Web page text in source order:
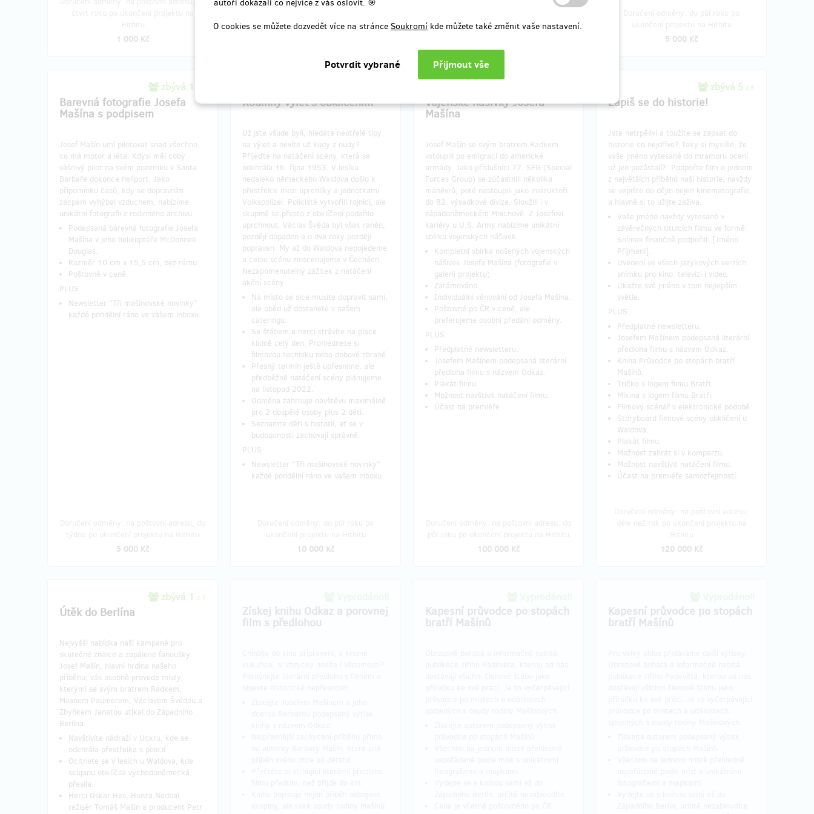
autoři dokázali co nejvíce z vás oslovit. 🎯
O cookies se můžete dozvedět více na stránce Soukromí kde můžete také změnit vaše nastavení.
1 000 Kč
Hithitu
Hithitu
5 000 Kč
zbývá 1
Barevná fotografie Josefa
Mašína s podpisem
Josef Mašín umí pilotovat snad všechno,
co má motor a létá. Kdysi měl coby
vášnivý pilot na svém pozemku v Santa
Barbaře dokonce heliport. Jako
připomínku časů, kdy se dopravním
zácpám vyhýbal vzduchem, nabízíme
unikátní fotografii z rodinného archivu.
Podepsaná barevná fotografie Josefa
Mašína v jeho helikoptéře McDonnell
Douglas.
Rozměr 10 cm x 15,5 cm, bez rámu.
Poštovné v ceně.
PLUS
Newsletter "Tři mašínovské novinky"
každé pondělní ráno ve vašem inboxu.
5 000 Kč
Rodinný výlet s obklíčením
Už jste všude byli, hledáte neotřelé tipy
na výlet a nevíte už kudy z nudy?
Přijeďte na natáčení scény, která se
odehrála 16. října 1953. V lesíku
nedaleko německého Waldova došlo k
přestřelce mezi uprchlíky a jednotkami
Volkspolizei. Policisté vytvořili rojnici, ale
skupině se přesto z obklíčení podařilo
uprchnout. Václav Švéda byl však raněn,
později dopaden a o dva roky později
popraven. My až do Waldova nepojedeme
a celou scénu zinscenujeme v Čechách.
Nezapomenutelný zážitek z natáčení
akční scény.
Na místo se sice musíte dopravit sami,
ale oběd už dostanete v našem
cateringu.
Se štábem a herci strávíte na place
klidně celý den. Prohlédnete si
filmovou techniku nebo dobové zbraně.
Přesný termín ještě upřesníme, ale
předběžně natáčení scény plánujeme
na listopad 2022.
Odměna zahrnuje návštěvu maximálně
pro 2 dospělé osoby plus 2 děti.
Seznamte děti s historií, ať se v
budoucnosti zachovají správně.
PLUS
Newsletter "Tři mašínovské novinky"
každé pondělní ráno ve vašem inboxu.
10 000 Kč
Vojenské nášivky Josefa
Mašína
Josef Mašín se svým bratrem Radkem
vstoupili po emigraci do americké
armády. Jako příslušníci 77. SFG (Special
Forces Group) se zúčastnili několika
manévrů, poté nastoupili jako instruktoři
do 82. výsadkové divize. Sloužili i v
západoněmeckém Mnichově. Z Josefovi
kariéry u U.S. Army nabízíme unikátní
sbírku vojenských nášivek.
Kompletní sbírka nošených vojenských
nášivek Josefa Mašína (fotografie v
galerii projektu).
Zarámováno.
Individuální věnování od Josefa Mašína.
Poštovné po ČR v ceně, ale
preferujeme osobní předání odměny.
PLUS
Předplatné newsletteru.
Josefem Mašínem podepsaná literární
předloha filmu s názvem Odkaz.
Plakát filmu.
Možnost navštívit natáčení filmu.
Účast na premiéře.
100 000 Kč
zbývá 5 z 5
Zapiš se do historie!
Jste netrpěliví a toužíte se zapsat do
historie co nejdříve? Taky si myslíte, že
vaše jméno vytesané do mramoru ocení
už jen pozůstalí? Podpořte film o jednom
z největších příběhů naší historie, navždy
se vepište do dějin nejen kinematografie,
a hlavně si to užijte zaživa.
Vaše jméno navždy vytesané v
závěrečných titulcích filmu ve formě:
Snímek finančně podpořili: [Jméno
Příjmení].
Uvedení ve všech jazykových verzích
snímku pro kino, televizi i video.
Ukažte své jméno v tom nejlepším
světle.
PLUS
Předplatné newsletteru.
Josefem Mašínem podepsaná literární
předloha filmu s názvem Odkaz.
Kniha Průvodce po stopách bratří
Mašínů.
Tričko s logem filmu Bratři.
Mikina s logem filmu Bratři.
Filmový scénář v elektronické podobě.
Storyboard filmové scény obklíčení u
Waldova.
Plakát filmu.
Možnost zahrát si v komparzu.
Možnost navštívit natáčení filmu.
Účast na premiéře samozřejmostí.
120 000 Kč
zbývá 1 z 1
Útěk do Berlína
Nejvyšší nabídka naší kampaně pro
skutečné znalce a zapálené fanoušky.
Josef Mašín, hlavní hrdina našeho
příběhu, vás osobně provede místy,
kterými se svým bratrem Radkem,
Milanem Paumerem, Václavem Švédou a
Zbyňkem Janatou utíkal do Západního
Berlína.
Navštívíte nádraží v Uckru, kde se
odehrála přestřelka s policií.
Ocitnete se v lesích u Waldova, kde
skupinu obklíčila východoněmecká
přesila.
Herci Oskar Hes, Honza Nedbal,
režisér Tomáš Mašín a producent Petr
Získej knihu Odkaz a porovnej
film s předlohou
Kapesní průvodce po stopách
bratří Mašínů
Kapesní průvodce po stopách
bratří Mašínů